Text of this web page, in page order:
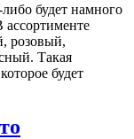
будет намного
розовый,
Такая
будет